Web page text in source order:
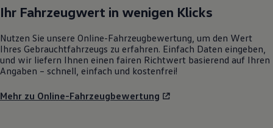
Ihr Fahrzeugwert in wenigen Klicks
Nutzen Sie unsere Online-Fahrzeugbewertung, um den Wert
Ihres Gebrauchtfahrzeugs zu erfahren. Einfach Daten eingeben,
und wir liefern Ihnen einen fairen Richtwert basierend auf Ihren
Angaben – schnell, einfach und kostenfrei!
Mehr zu Online-Fahrzeugbewertung